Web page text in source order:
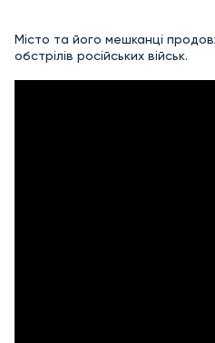
Місто та його мешканці
обстрілів російських військ.